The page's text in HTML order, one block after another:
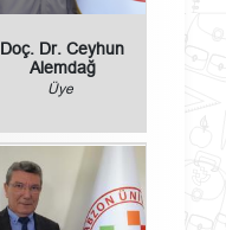
Doç. Dr. Ceyhun
Alemdağ
Üye